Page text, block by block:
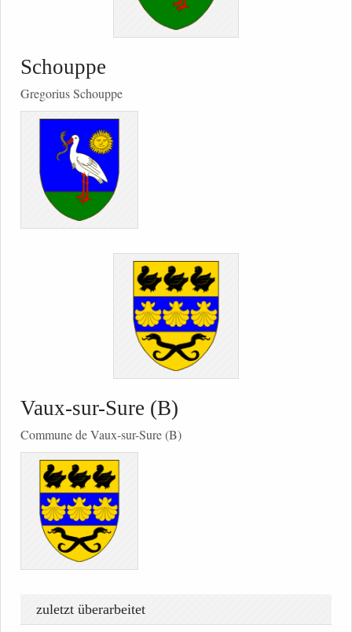
Schouppe
Gregorius Schouppe
Vaux-sur-Sure (B)
Commune de Vaux-sur-Sure (B)
zuletzt überarbeitet